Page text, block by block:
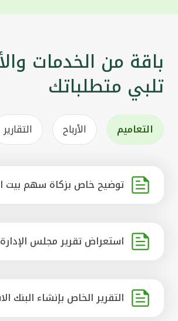
باقة من الخدمات
تلبي متطلباتك
التعاميم الأرباح التقارير
توضيح خاص بزكاة سهم بيت
استعراض تقرير مجلس
التقرير الخاص بإنشاء البنك